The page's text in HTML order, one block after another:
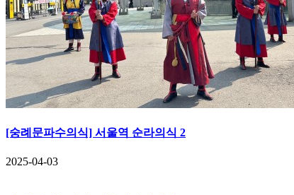
[숭례문파수의식] 서울역 순라의식 2
2025-04-03